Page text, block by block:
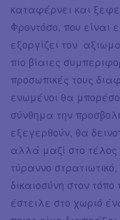
καταφέρνει και
Φροντόσο, που είναι
εξοργίζει τον
πιο βίαιες
προσωπικές τους
ενωμένοι θα
σύνθημα την
εξεγερθούν, θα
αλλά μαζί στο
τύραννο
δικαιοσύνη στον
έστειλε στο χωριό